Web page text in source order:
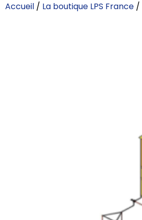
Accueil / La boutique LPS France /